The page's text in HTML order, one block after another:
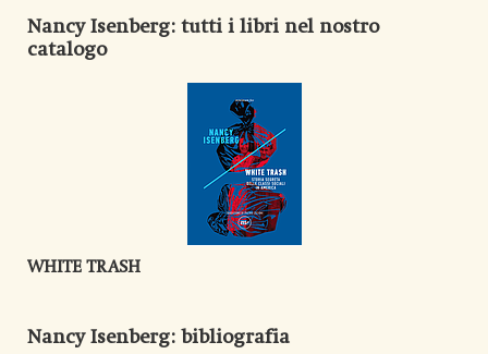
Nancy Isenberg: tutti i libri nel nostro
catalogo
WHITE TRASH
Nancy Isenberg: bibliografia